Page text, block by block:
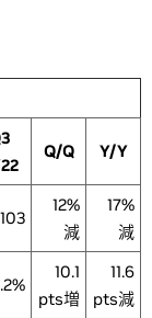
Q/Q Y/Y
12%
減
17%
減
10.1
pts増
11.6
pts減